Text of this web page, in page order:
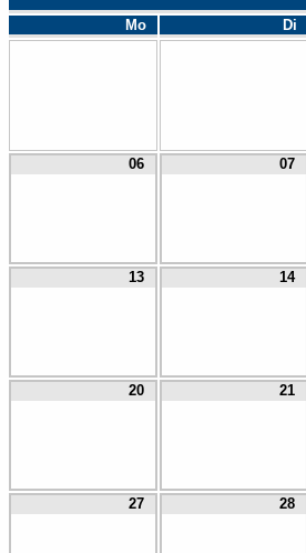
Mo Di
06 07
13 14
20 21
27 28